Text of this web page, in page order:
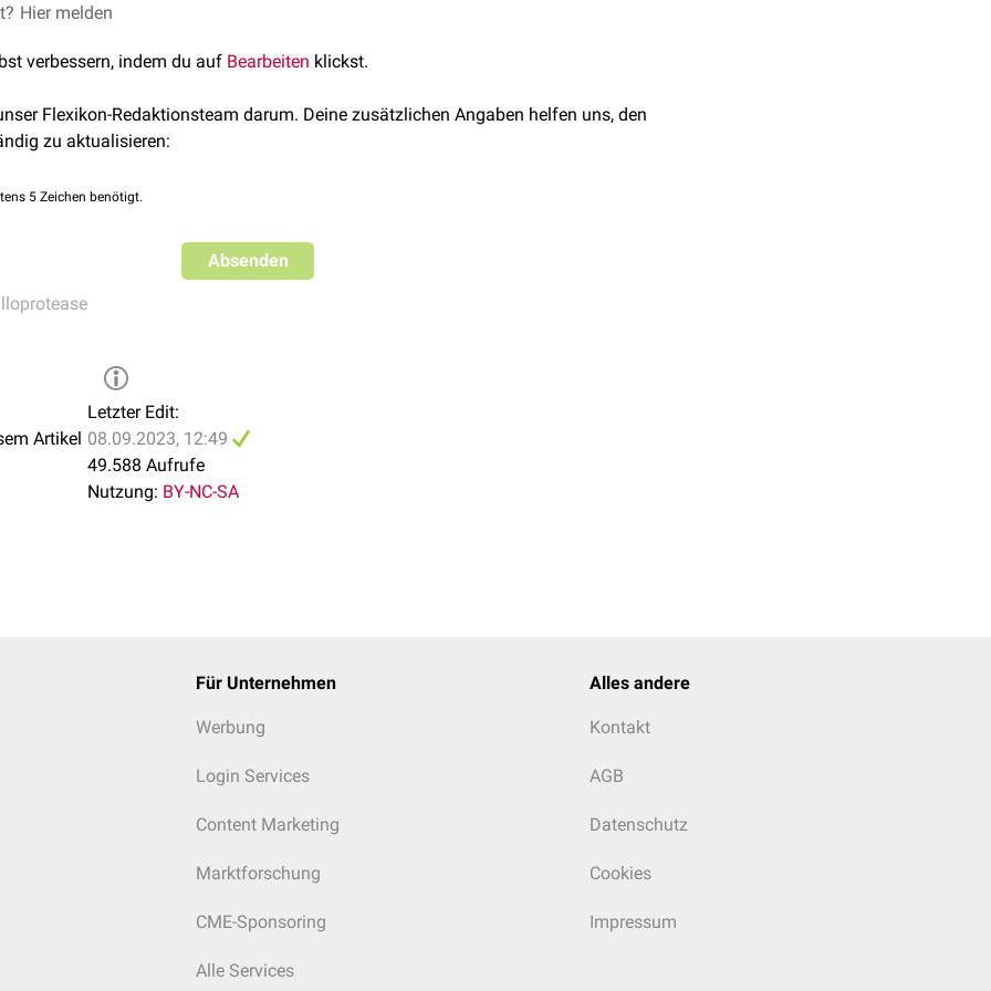
)
(z.B.Methionin-Aminopeptidase)
inMatrix-Metalloproteasen
Enzyme
J.L., Gatto jr., G.J., Stryer, L. (2018). Katalytische Strategien. In: Stryer Biochemie.
Hier melden
verbessern, indem du auf Bearbeiten klickst.
Flexikon-Redaktionsteam darum. Deine zusätzlichen Angaben helfen uns, den
zu aktualisieren:
5 Zeichen benötigt.
Absenden
Artikel
Letzter Edit:
08.09.2023, 12:49
49.588 Aufrufe
Nutzung: BY-NC-SA
Für Unternehmen
Werbung
Login Services
Content Marketing
Marktforschung
CME-Sponsoring
Alle Services
Alles andere
Kontakt
AGB
Datenschutz
Cookies
Impressum